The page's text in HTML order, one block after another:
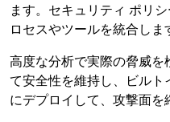
ます。セキュリティ ポリ
ロセスやツールを統合しま
高度な分析で実際の脅威
て安全性を維持し、ビル
にデプロイして、攻撃面を